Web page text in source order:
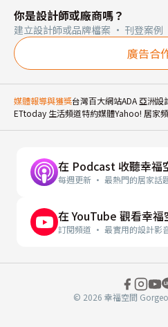
你是設計師或廠商嗎？
建立設計師或品牌檔案 · 刊登案
廣告合
媒體報導與獲獎台灣百大網站ADA 亞洲設
ETtoday 生活頻道特約媒體Yahoo! 居家
在 Podcast 收聽幸福
每週更新 · 最熱門的居家話
在 YouTube 觀看幸福
訂閱頻道 · 最實用的設計影
© 2026 幸福空間